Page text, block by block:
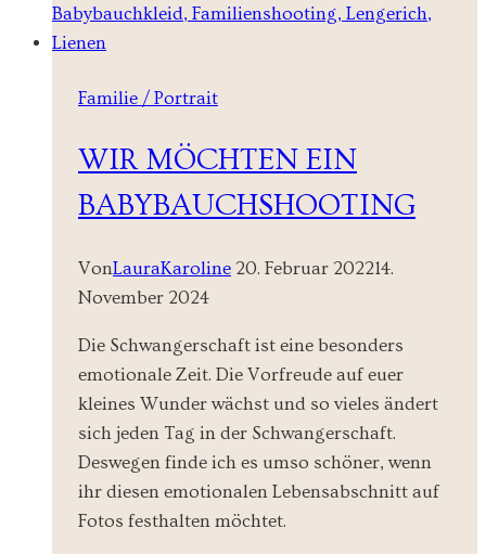
Liebe
Familie / Portrait
WIR MÖCHTEN EIN
BABYBAUCHSHOOTING
VonLauraKaroline 20. Februar 202214.
November 2024
Die Schwangerschaft ist eine besonders
emotionale Zeit. Die Vorfreude auf euer
kleines Wunder wächst und so vieles ändert
sich jeden Tag in der Schwangerschaft.
Deswegen finde ich es umso schöner, wenn
ihr diesen emotionalen Lebensabschnitt auf
Fotos festhalten möchtet.